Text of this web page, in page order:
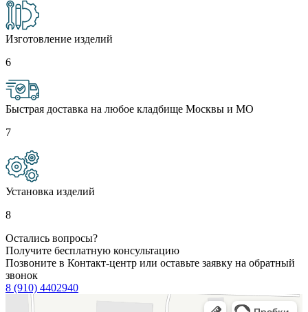
Изготовление изделий
6
Быстрая доставка на любое кладбище Москвы и МО
7
Установка изделий
8
Остались вопросы?
Получите бесплатную консультацию
Позвоните в Контакт-центр или оставьте заявку на обратный
звонок
8 (910) 4402940